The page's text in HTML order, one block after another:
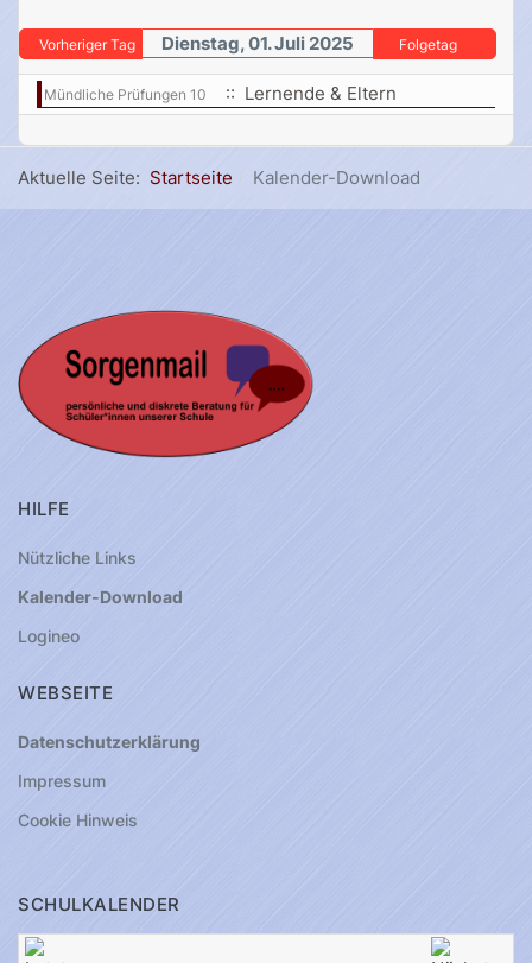
Vorheriger Tag Dienstag, 01. Juli 2025 Folgetag
Mündliche Prüfungen 10 :: Lernende & Eltern
Aktuelle Seite: Startseite Kalender-Download
HILFE
Nützliche Links
Kalender-Download
Logineo
WEBSEITE
Datenschutzerklärung
Impressum
Cookie Hinweis
SCHULKALENDER